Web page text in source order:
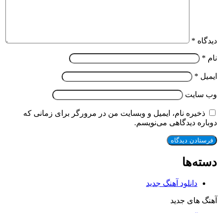
دیدگاه *
نام *
ایمیل *
وب‌ سایت
ذخیره نام، ایمیل و وبسایت من در مرورگر برای زمانی که
دوباره دیدگاهی می‌نویسم.
دسته‌ها
دانلود آهنگ جدید
آهنگ های جدید